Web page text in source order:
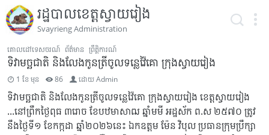
រដ្ឋបាលខេត្តស្វាយរៀង
Svayrieng Administration
គោលដៅទេសចរណ៍ ព័ត៌មាន ព្រឹត្តិការណ៍
ទិវាមច្ឆជាតិ និងលែង​កូន​ត្រីចូលទន្លេវ៉ៃគោ ក្រុងស្វាយរៀង​
1 ខែ មុន 86 ដោយAdmin
ទិវាមច្ឆជាតិ និងលែង​កូន​ត្រីចូលទន្លេវ៉ៃគោ ក្រុងស្វាយរៀង​ ខេត្តស្វាយរៀង​
...នៅព្រឹកថ្ងៃពុធ ៣រោច ខែបឋមាសាឍ ឆ្នាំមមី អដ្ឋស័ក ព.ស ២៥៧០ ត្រូវ
នឹងថ្ងៃទី១ ខែកក្កដា ឆ្នាំ២០២៦នេះ ឯកឧត្តម​ ម៉ែន​ វិបុល​ ប្រធានក្រុមប្រឹក្សា